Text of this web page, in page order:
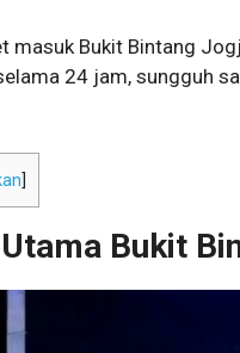
masuk Bukit Bintang
24 jam, sungguh
Bukit